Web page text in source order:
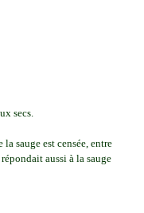
secs.
sauge est censée, entre
aussi à la sauge